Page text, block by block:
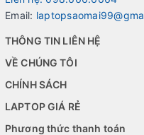
có cung cấp một số
Email:
THÔNG TIN LIÊN HỆ
VỀ CHÚNG TÔI
CHÍNH SÁCH
LAPTOP GIÁ RẺ
Phương thức thanh toán